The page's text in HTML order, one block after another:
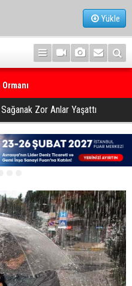
Yükle
Zor Anlar Yaşattı